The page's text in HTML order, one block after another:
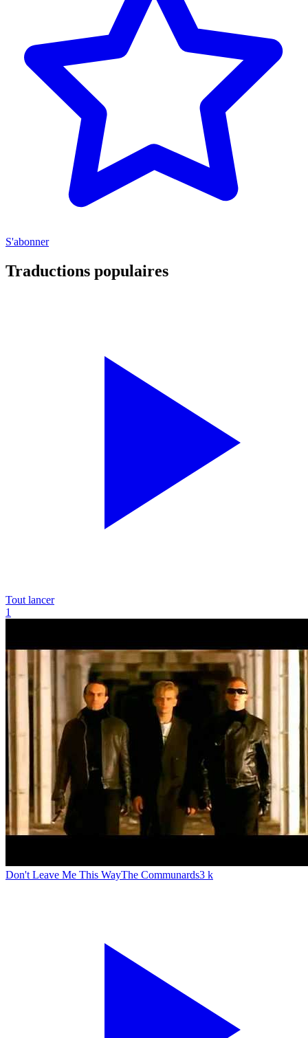
S'abonner
Traductions populaires
Tout lancer
1
Don't Leave Me This WayThe Communards3 k